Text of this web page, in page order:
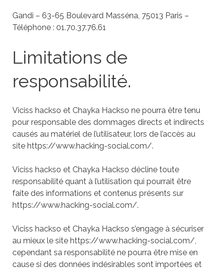
Gandi – 63-65 Boulevard Masséna, 75013 Paris –
Téléphone : 01.70.37.76.61
Limitations de
responsabilité.
Viciss hackso et Chayka Hackso ne pourra être tenu
pour responsable des dommages directs et indirects
causés au matériel de l’utilisateur, lors de l’accès au
site https://www.hacking-social.com/.
Viciss hackso et Chayka Hackso décline toute
responsabilité quant à l’utilisation qui pourrait être
faite des informations et contenus présents sur
https://www.hacking-social.com/.
Viciss hackso et Chayka Hackso s’engage à sécuriser
au mieux le site https://www.hacking-social.com/,
cependant sa responsabilité ne pourra être mise en
cause si des données indésirables sont importées et